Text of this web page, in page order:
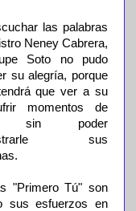
las palabras
Neney Cabrera,
Soto no pudo
su alegría, porque
que ver a su
momentos de
sin poder
sus
"Primero Tú" son
sus esfuerzos en